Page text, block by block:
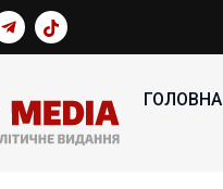
ГОЛОВНА